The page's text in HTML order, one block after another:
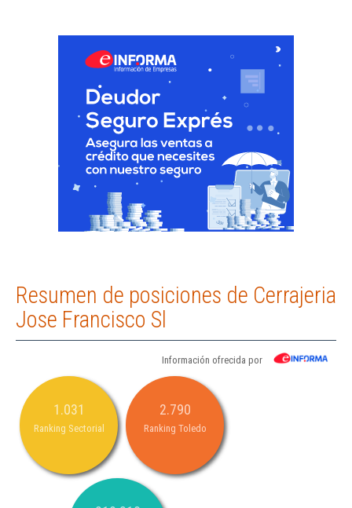
Resumen de posiciones de Cerrajeria
Jose Francisco Sl
Información ofrecida por
1.031
Ranking Sectorial
2.790
Ranking Toledo